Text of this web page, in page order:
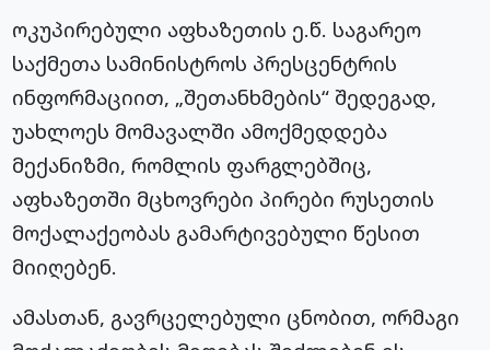
ოკუპირებული აფხაზეთის ე.წ. საგარეო
საქმეთა სამინისტროს პრესცენტრის
ინფორმაციით, „შეთანხმების“ შედეგად,
უახლოეს მომავალში ამოქმედდება
მექანიზმი, რომლის ფარგლებშიც,
აფხაზეთში მცხოვრები პირები რუსეთის
მოქალაქეობას გამარტივებული წესით
მიიღებენ.
ამასთან, გავრცელებული ცნობით, ორმაგი